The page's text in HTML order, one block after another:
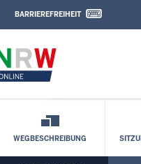
BARRIEREFREIHEIT
mit Volltext-Suche
WEGBESCHREIBUNG